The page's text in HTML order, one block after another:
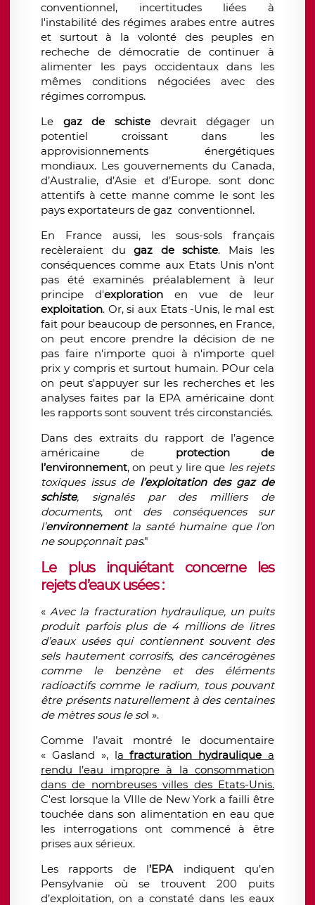
conventionnel, incertitudes liées à
l'instabilité des régimes arabes entre autres
et surtout à la volonté des peuples en
recheche de démocratie de continuer à
alimenter les pays occidentaux dans les
mêmes conditions négociées avec des
régimes corrompus.
Le gaz de schiste devrait dégager un
potentiel croissant dans les
approvisionnements énergétiques
mondiaux. Les gouvernements du Canada,
d’Australie, d’Asie et d’Europe. sont donc
attentifs à cette manne comme le sont les
pays exportateurs de gaz conventionnel.
En France aussi, les sous-sols français
recèleraient du gaz de schiste. Mais les
conséquences comme aux Etats Unis n'ont
pas été examinés préalablement à leur
principe d'exploration en vue de leur
exploitation. Or, si aux Etats -Unis, le mal est
fait pour beaucoup de personnes, en France,
on peut encore prendre la décision de ne
pas faire n'importe quoi à n'importe quel
prix y compris et surtout humain. POur cela
on peut s'appuyer sur les recherches et les
analyses faites par la EPA américaine dont
les rapports sont souvent trés circonstanciés.
Dans des extraits du rapport de l’agence
américaine de protection de
l’environnement, on peut y lire que les rejets
toxiques issus de l’exploitation des gaz de
schiste, signalés par des milliers de
documents, ont des conséquences sur
l’environnementla santé humaine que l’on
ne soupçonnait pas."
Le plus inquiétant concerne les
rejets d’eaux usées :
«Avec la fracturation hydraulique, un puits
produit parfois plus de 4 millions de litres
d’eaux usées qui contiennent souvent des
sels hautement corrosifs, des cancérogènes
comme le benzène et des éléments
radioactifs comme le radium, tous pouvant
être présents naturellement à des centaines
de mètres sous le sol ».
Comme l’avait montré le documentaire
« Gasland », lafracturation hydrauliquea
rendu l’eau impropre à la consommation
dans de nombreuses villes des Etats-Unis.
C'est lorsque la VIlle de New York a failli être
touchée dans son alimentation en eau que
les interrogations ont commencé à être
prises aux sérieux.
Les rapports de l’EPA indiquent qu’en
Pensylvanie où se trouvent 200 puits
d’exploitation, on a constaté dans les eaux